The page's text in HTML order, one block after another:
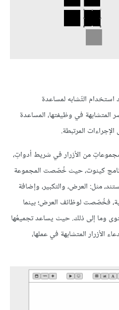
استخدام التّشابه لمساعدة
المتشابهة في وظيفتها، المساعدة
المرتبطة.
من الأزرار في شريط أدواتٍ،
كينوت، حيث خُصّصت المجموعة
مثل: العرض، والتكبير، وإضافة
فخُصّصت لوظائف العرض؛ بينما
وما إلى ذلك. حيث يساعد تجميعُها
الأزرار المتشابهة في عملها،